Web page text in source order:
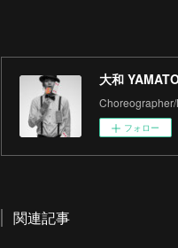
大和
Choreographer/
フォロー
関連記事